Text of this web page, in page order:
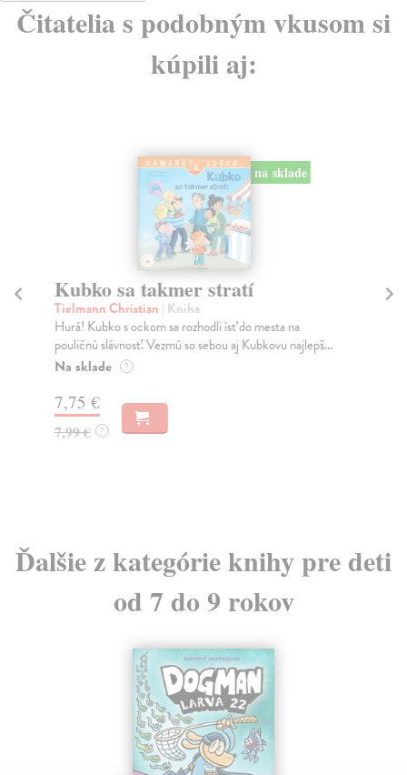
Čitatelia s podobným vkusom si
kúpili aj:
na sklade
Kubko sa takmer stratí
Tielmann Christian | Kniha
Hurá! Kubko s ockom sa rozhodli ísť do mesta na
pouličnú slávnosť. Vezmú so sebou aj Kubkovu najlepš...
Na sklade ?
7,75 €
7,99 € ?
Ďalšie z kategórie knihy pre deti
od 7 do 9 rokov